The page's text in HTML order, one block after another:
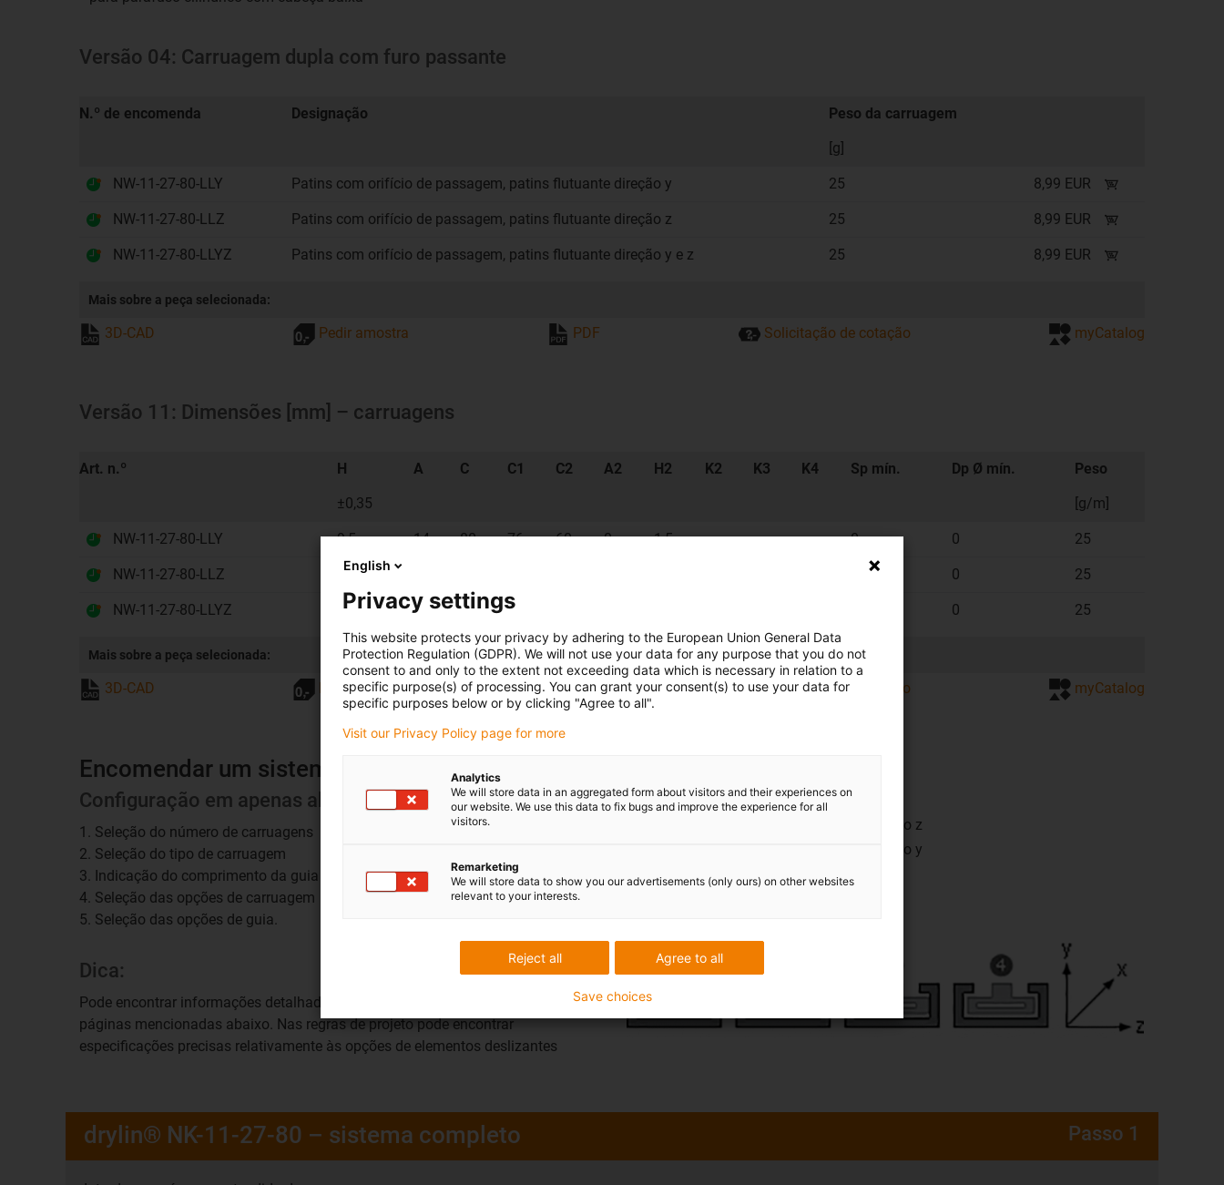
Versão 04: Carruagem dupla com furo passante
N.º de encomenda Designação
Peso da carruagem
[g]
NW-11-27-80-LLY Patins com orifício de passagem, patins flutuante direção y 25 8,99 EUR
NW-11-27-80-LLZ Patins com orifício de passagem, patins flutuante direção z 25 8,99 EUR
NW-11-27-80-LLYZ Patins com orifício de passagem, patins flutuante direção y e z 25 8,99 EUR
Mais sobre a peça selecionada:
3D-CAD Pedir amostra PDF Solicitação de cotação myCatalog
Versão 11: Dimensões [mm] – carruagens
Art. n.º H A C C1 C2 A2 H2 K2 K3 K4 Sp mín. Dp Ø mín.
Peso
±0,35
[g/m]
NW-11-27-80-LLY 9,5 14 80 76 60 0 1,5 0 0 25
NW-11-27-80-LLZ 9,5 0 25
NW-11-27-80-LLYZ 9,5 14 80 76 0 25
Mais sobre a peça selecionada:
3D-CAD Pedir amostra PDF Solicitação de cotação myCatalog
Encomendar um sistema completo
Configuração em apenas alguns passos:
1. Seleção do número de carruagens
2. Seleção do tipo de carruagem
3. Indicação do comprimento da guia em mm
4. Seleção das opções de carruagem
5. Seleção das opções de guia.
Dica:
Pode encontrar informações detalhadas nos desenhos abaixo e também nas
páginas mencionadas abaixo. Nas regras de projeto pode encontrar
especificações precisas relativamente às opções de elementos deslizantes
1 Sem casquilho flutuante
Elemento deslizante flutuante na direção z
Elemento deslizante flutuante na direção y
4
Casquilho flutuante na direção yz
drylin® NK-11-27-80 – sistema completo Passo 1
English
Privacy settings
This website protects your privacy by adhering to the European Union General Data
Protection Regulation (GDPR). We will not use your data for any purpose that you do not
consent to and only to the extent not exceeding data which is necessary in relation to a
specific purpose(s) of processing. You can grant your consent(s) to use your data for
specific purposes below or by clicking "Agree to all".
Visit our Privacy Policy page for more
Analytics
We will store data in an aggregated form about visitors and their experiences on
our website. We use this data to fix bugs and improve the experience for all
visitors.
Remarketing
We will store data to show you our advertisements (only ours) on other websites
relevant to your interests.
Agree to all
Reject all
Save choices